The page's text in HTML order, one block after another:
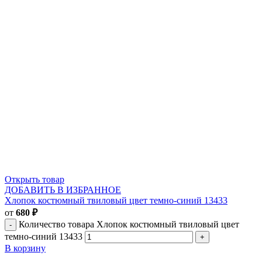
Открыть товар
ДОБАВИТЬ В ИЗБРАННОЕ
Хлопок костюмный твиловый цвет темно-синий 13433
от 680 ₽
Количество товара Хлопок костюмный твиловый цвет
темно-синий 13433
В корзину